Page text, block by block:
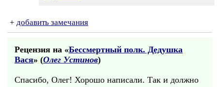
+ добавить замечания
Рецензия на «Бессмертный полк. Дедушка
Вася» (Олег Устинов)
Спасибо, Олег! Хорошо написали. Так и должно